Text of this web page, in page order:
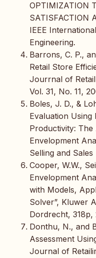
OPTIMIZATION
SATISFACTION
IEEE
Engineering.
Barrons, C. P.,
Retail Store
Jourrnal of
Vol. 31, No. 11,
Boles, J. D., &
Evaluation Using
Productivity:
Envelopment
Selling and
Cooper, W.W.,
Envelopment
with Models,
Solver”, Kluwer
Dordrecht, 318p,
Donthu, N., and
Assessment
Journal of